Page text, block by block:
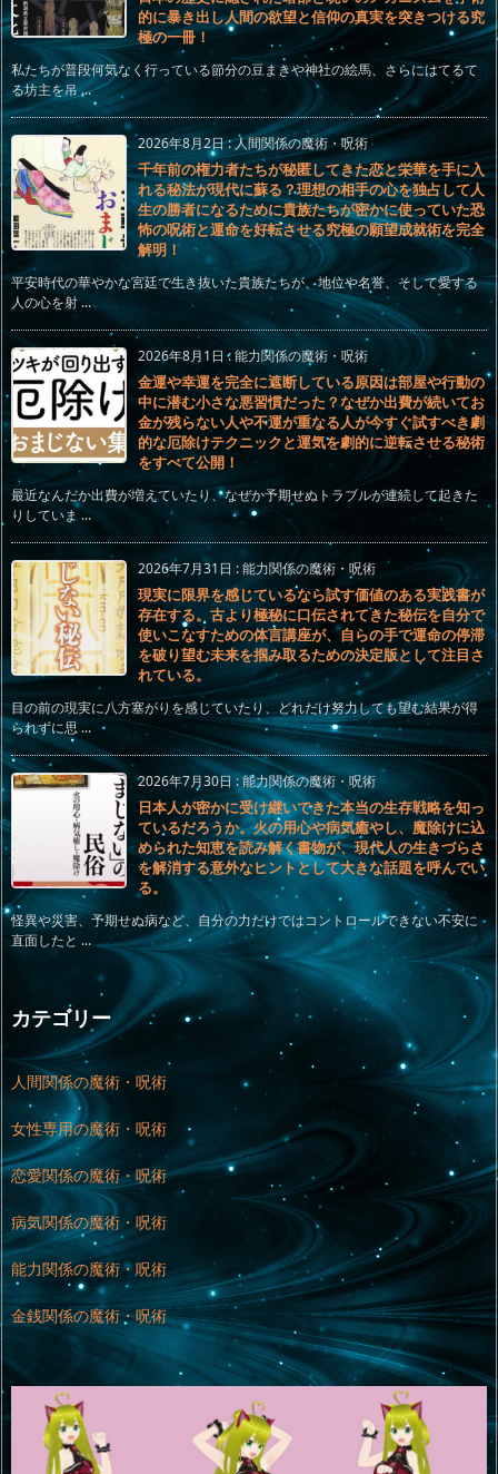
的に暴き出し人間の欲望と信仰の真実を突きつける究
極の一冊！
私たちが普段何気なく行っている節分の豆まきや神社の絵馬、さらにはてるて
る坊主を吊 ...
2026年8月2日:人間関係の魔術・呪術
千年前の権力者たちが秘匿してきた恋と栄華を手に入
れる秘法が現代に蘇る？理想の相手の心を独占して人
生の勝者になるために貴族たちが密かに使っていた恐
怖の呪術と運命を好転させる究極の願望成就術を完全
解明！
平安時代の華やかな宮廷で生き抜いた貴族たちが、地位や名誉、そして愛する
人の心を射 ...
2026年8月1日:能力関係の魔術・呪術
金運や幸運を完全に遮断している原因は部屋や行動の
中に潜む小さな悪習慣だった？なぜか出費が続いてお
金が残らない人や不運が重なる人が今すぐ試すべき劇
的な厄除けテクニックと運気を劇的に逆転させる秘術
をすべて公開！
最近なんだか出費が増えていたり、なぜか予期せぬトラブルが連続して起きた
りしていま ...
2026年7月31日 :能力関係の魔術・呪術
現実に限界を感じているなら試す価値のある実践書が
存在する。古より極秘に口伝されてきた秘伝を自分で
使いこなすための体言講座が、自らの手で運命の停滞
を破り望む未来を掴み取るための決定版として注目さ
れている。
目の前の現実に八方塞がりを感じていたり、どれだけ努力しても望む結果が得
られずに思 ...
2026年7月30日 :能力関係の魔術・呪術
日本人が密かに受け継いできた本当の生存戦略を知っ
ているだろうか。火の用心や病気癒やし、魔除けに込
められた知恵を読み解く書物が、現代人の生きづらさ
を解消する意外なヒントとして大きな話題を呼んでい
る。
怪異や災害、予期せぬ病など、自分の力だけではコントロールできない不安に
直面したと ...
カテゴリー
人間関係の魔術・呪術
女性専用の魔術・呪術
恋愛関係の魔術・呪術
病気関係の魔術・呪術
能力関係の魔術・呪術
金銭関係の魔術・呪術